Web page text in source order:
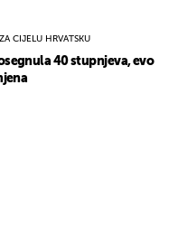
CIJELU HRVATSKU
40 stupnjeva, evo